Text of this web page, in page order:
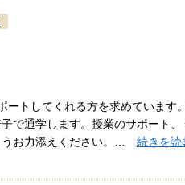
ートしてくれる方を求めています
で通学します。授業のサポート
うお力添えください。… 続きを読